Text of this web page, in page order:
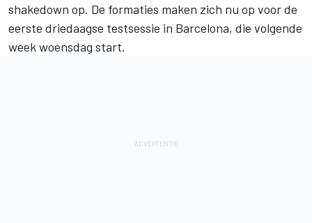
shakedown op. De formaties maken zich nu op voor de
eerste driedaagse testsessie in Barcelona, die volgende
week woensdag start.